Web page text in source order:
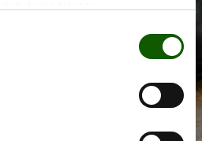
skoblock, 3 för 2